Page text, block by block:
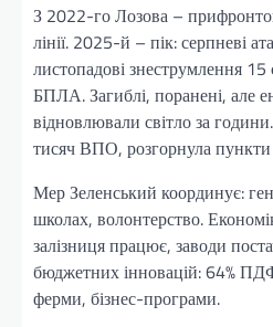
З 2022-го Лозова –
лінії. 2025-й – пік: серпневі
листопадові знеструмлення 15
БПЛА. Загиблі, поранені, але
відновлювали світло за
тисяч ВПО, розгорнула пункти
Мер Зеленський координує:
школах, волонтерство.
залізниця працює, заводи
бюджетних інновацій: 64%
ферми, бізнес-програми.